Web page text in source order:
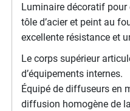
Luminaire décoratif
tôle d’acier et peint au
excellente résistance et
Le corps supérieur
d’équipements internes.
Équipé de diffuseurs en
diffusion homogène de